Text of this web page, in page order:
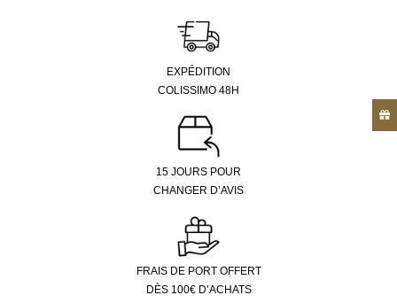
EXPÉDITION
COLISSIMO 48H
15 JOURS POUR
CHANGER D’AVIS
FRAIS DE PORT OFFERT
DÈS 100€ D’ACHATS